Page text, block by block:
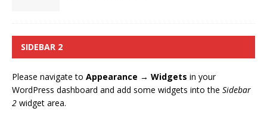
SIDEBAR 2
Please navigate to Appearance → Widgets in your
WordPress dashboard and add some widgets into the Sidebar
2 widget area.